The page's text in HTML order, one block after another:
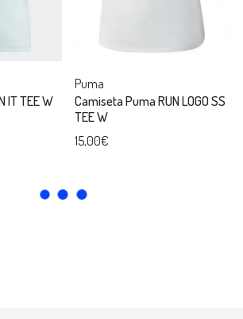
IT TEE W
Puma
Camiseta Puma RUN LOGO SS
TEE W
15,00€